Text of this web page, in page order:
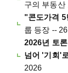
구의 부동산
"콘도가격 5
룹 등장 --
2026년 토
넘어 '기회'
2026